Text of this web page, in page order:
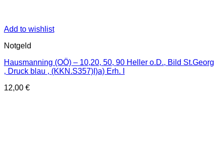
Add to wishlist
Notgeld
Hausmanning (OÖ) – 10,20, 50, 90 Heller o.D., Bild St.Georg
, Druck blau , (KKN.S357)I)a) Erh. I
12,00 €